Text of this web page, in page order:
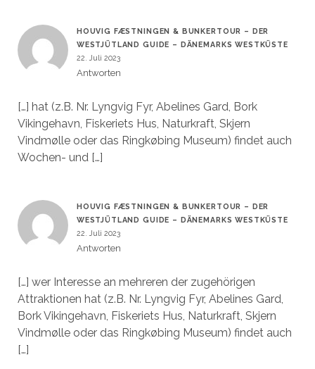
HOUVIG FÆSTNINGEN & BUNKERTOUR – DER
WESTJÜTLAND GUIDE – DÄNEMARKS WESTKÜSTE
22. Juli 2023
Antworten
[…] hat (z.B. Nr. Lyngvig Fyr, Abelines Gard, Bork
Vikingehavn, Fiskeriets Hus, Naturkraft, Skjern
Vindmølle oder das Ringkøbing Museum) findet auch
Wochen- und […]
HOUVIG FÆSTNINGEN & BUNKERTOUR – DER
WESTJÜTLAND GUIDE – DÄNEMARKS WESTKÜSTE
22. Juli 2023
Antworten
[…] wer Interesse an mehreren der zugehörigen
Attraktionen hat (z.B. Nr. Lyngvig Fyr, Abelines Gard,
Bork Vikingehavn, Fiskeriets Hus, Naturkraft, Skjern
Vindmølle oder das Ringkøbing Museum) findet auch
[…]